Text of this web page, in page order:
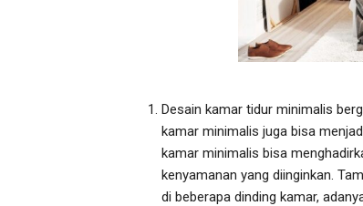
Desain kamar tidur minimalis
kamar minimalis juga bisa
kamar minimalis bisa
kenyamanan yang diinginkan.
di beberapa dinding kamar,